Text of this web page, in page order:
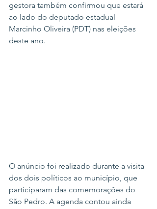
gestora também confirmou que estará
ao lado do deputado estadual
Marcinho Oliveira (PDT) nas eleições
deste ano.
O anúncio foi realizado durante a visita
dos dois políticos ao município, que
participaram das comemorações do
São Pedro. A agenda contou ainda